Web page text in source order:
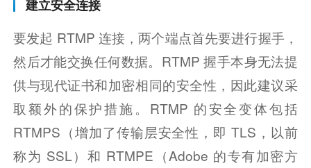
建立安全连接
要发起 RTMP 连接，两个端点首先要进行握手，
然后才能交换任何数据。RTMP 握手本身无法提
供与现代证书和加密相同的安全性，因此建议采
取额外的保护措施。RTMP 的安全变体包括
RTMPS（增加了传输层安全性，即 TLS，以前
称为 SSL）和 RTMPE（Adobe 的专有加密方